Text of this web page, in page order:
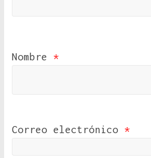
Nombre *
Correo electrónico *